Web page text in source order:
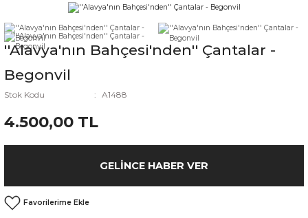
''Alavya'nın Bahçesi'nden'' Çantalar -
Begonvil
Stok Kodu A1488
4.500,00 TL
GELINCE HABER VER